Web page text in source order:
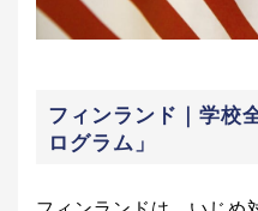
フィンランド｜学校
ログラム」